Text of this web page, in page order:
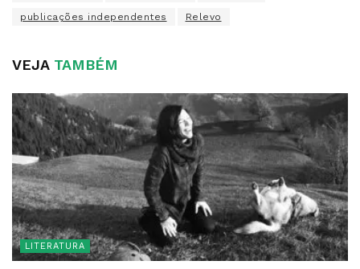
publicações independentes Relevo
VEJATAMBÉM
LITERATURA